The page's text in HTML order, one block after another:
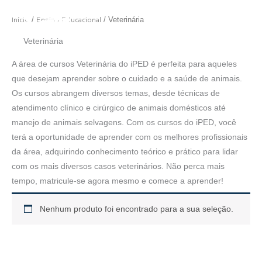
paraInício / Ensino Educacional / Veterinária
Veterinária
A área de cursos Veterinária do iPED é perfeita para aqueles
que desejam aprender sobre o cuidado e a saúde de animais.
Os cursos abrangem diversos temas, desde técnicas de
atendimento clínico e cirúrgico de animais domésticos até
manejo de animais selvagens. Com os cursos do iPED, você
terá a oportunidade de aprender com os melhores profissionais
da área, adquirindo conhecimento teórico e prático para lidar
com os mais diversos casos veterinários. Não perca mais
tempo, matricule-se agora mesmo e comece a aprender!
Nenhum produto foi encontrado para a sua seleção.